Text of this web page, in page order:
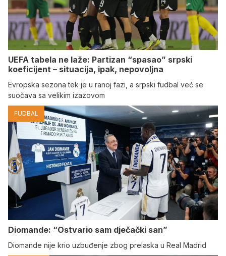
UEFA tabela ne laže: Partizan “spasao” srpski
koeficijent – situacija, ipak, nepovoljna
Evropska sezona tek je u ranoj fazi, a srpski fudbal već se
suočava sa velikim izazovom
FUDBAL
Diomande: “Ostvario sam dječački san”
Diomande nije krio uzbuđenje zbog prelaska u Real Madrid